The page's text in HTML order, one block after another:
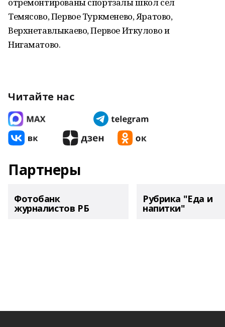
Темясово, Первое Туркменево, Яратово,
Верхнетавлыкаево, Первое Иткулово и
Нигаматово.
Читайте нас
Партнеры
Фотобанк
журналистов РБ
Рубрика "Еда и
напитки"